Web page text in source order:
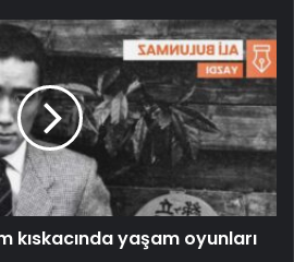
kıskacında yaşam oyunları